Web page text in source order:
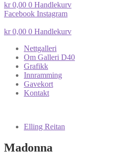
kr0,00 0 Handlekurv
Facebook Instagram
kr0,00 0 Handlekurv
Nettgalleri
Om Galleri D40
Grafikk
Innramming
Gavekort
Kontakt
Elling Reitan
Madonna